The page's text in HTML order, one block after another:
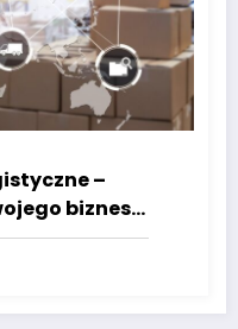
–
biznesu